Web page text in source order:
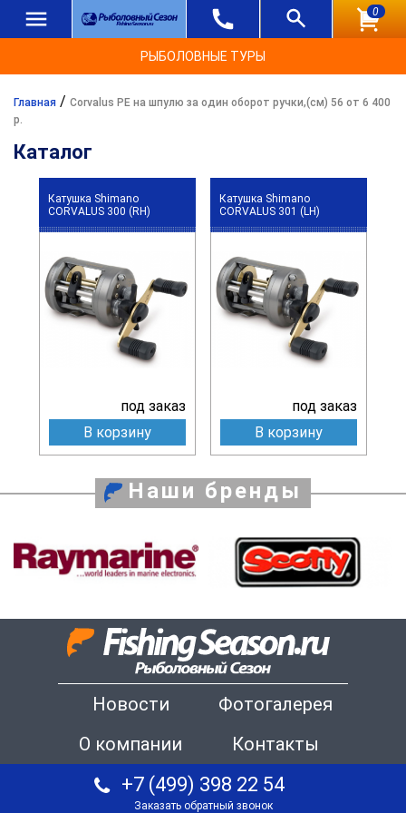
0
РЫБОЛОВНЫЕ ТУРЫ
Главная / Corvalus PE на шпулю за один оборот ручки,(см) 56 от 6 400
р.
Каталог
Катушка Shimano
CORVALUS 300 (RH)
под заказ
В корзину
Катушка Shimano
CORVALUS 301 (LH)
под заказ
В корзину
Наши бренды
Новости
Фотогалерея
О компании
Контакты
+7 (499) 398 22 54
Заказать обратный звонок